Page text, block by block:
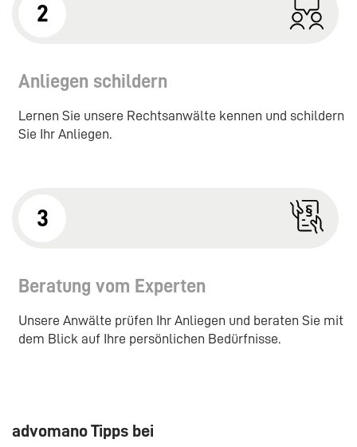
2
Anliegen schildern
Lernen Sie unsere Rechtsanwälte kennen und schildern
Sie Ihr Anliegen.
3
Beratung vom Experten
Unsere Anwälte prüfen Ihr Anliegen und beraten Sie mit
dem Blick auf Ihre persönlichen Bedürfnisse.
advomano Tipps bei